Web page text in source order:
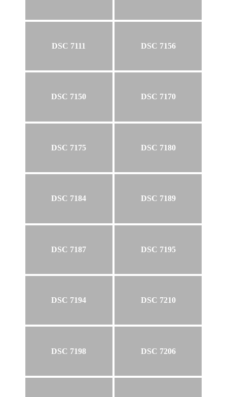
DSC 7111 DSC 7156
DSC 7150 DSC 7170
DSC 7175 DSC 7180
DSC 7184 DSC 7189
DSC 7187 DSC 7195
DSC 7194 DSC 7210
DSC 7198 DSC 7206